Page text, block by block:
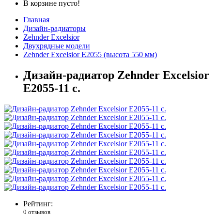
В корзине пусто!
Главная
Дизайн-радиаторы
Zehnder Excelsior
Двухрядные модели
Zehnder Excelsior E2055 (высота 550 мм)
Дизайн-радиатор Zehnder Excelsior
E2055-11 с.
Рейтинг:
0 отзывов